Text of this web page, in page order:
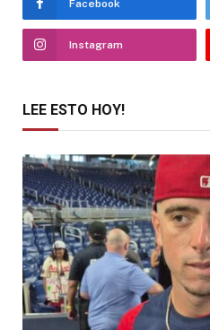
Facebook
Instagram
LEE ESTO HOY!